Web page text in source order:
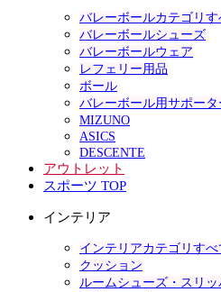
バレーボールカテゴリす
バレーボールシューズ
バレーボールウェア
レフェリー用品
ボール
バレーボール用サポータ
MIZUNO
ASICS
DESCENTE
アウトレット
スポーツ TOP
インテリア
インテリアカテゴリすべ
クッション
ルームシューズ・スリッ